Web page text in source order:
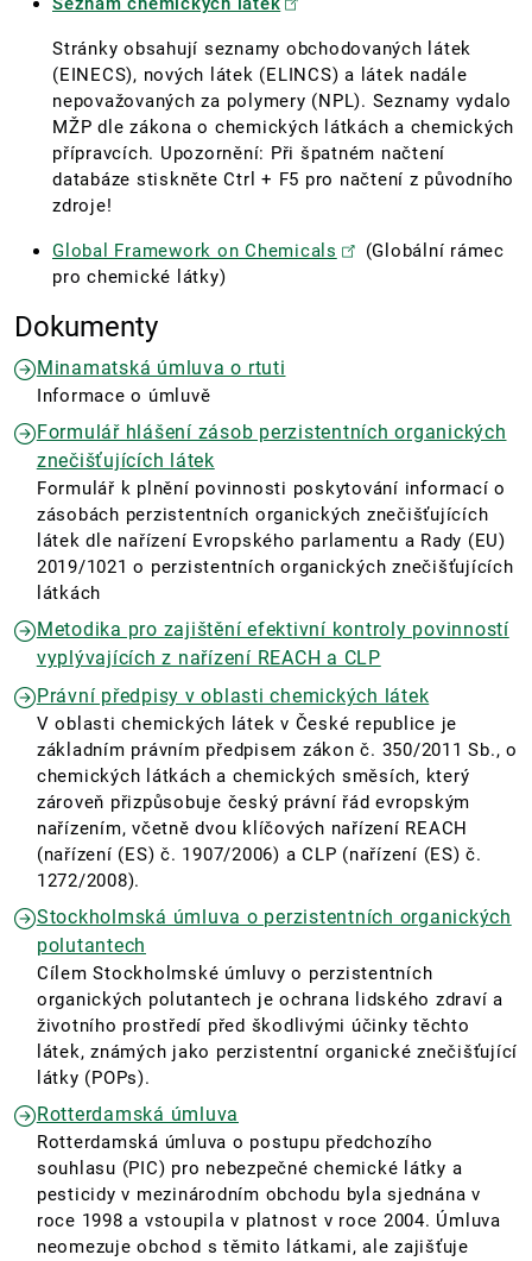
Stránky obsahují seznamy obchodovaných látek
(EINECS), nových látek (ELINCS) a látek nadále
nepovažovaných za polymery (NPL). Seznamy vydalo
MŽP dle zákona o chemických látkách a chemických
přípravcích. Upozornění: Při špatném načtení
databáze stiskněte Ctrl + F5 pro načtení z původního
zdroje!
Global Framework on Chemicals
(Globální rámec
pro chemické látky)
Dokumenty
Minamatská úmluva o rtuti
Informace o úmluvě
Formulář hlášení zásob perzistentních organických
znečišťujících látek
Formulář k plnění povinnosti poskytování informací o
zásobách perzistentních organických znečišťujících
látek dle nařízení Evropského parlamentu a Rady (EU)
2019/1021 o perzistentních organických znečišťujících
látkách
Metodika pro zajištění efektivní kontroly povinností
vyplývajících z nařízení REACH a CLP
Právní předpisy v oblasti chemických látek
V oblasti chemických látek v České republice je
základním právním předpisem zákon č. 350/2011 Sb., o
chemických látkách a chemických směsích, který
zároveň přizpůsobuje český právní řád evropským
nařízením, včetně dvou klíčových nařízení REACH
(nařízení (ES) č. 1907/2006) a CLP (nařízení (ES) č.
1272/2008).
Stockholmská úmluva o perzistentních organických
polutantech
Cílem Stockholmské úmluvy o perzistentních
organických polutantech je ochrana lidského zdraví a
životního prostředí před škodlivými účinky těchto
látek, známých jako perzistentní organické znečišťující
látky (POPs).
Rotterdamská úmluva
Rotterdamská úmluva o postupu předchozího
souhlasu (PIC) pro nebezpečné chemické látky a
pesticidy v mezinárodním obchodu byla sjednána v
roce 1998 a vstoupila v platnost v roce 2004. Úmluva
neomezuje obchod s těmito látkami, ale zajišťuje